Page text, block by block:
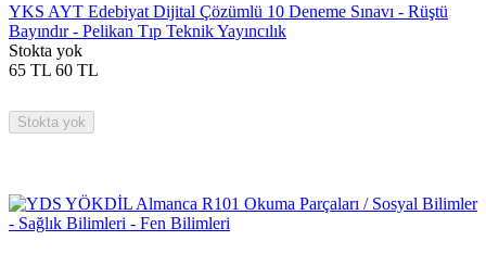
YKS AYT Edebiyat Dijital Çözümlü 10 Deneme Sınavı - Rüştü
Bayındır - Pelikan Tıp Teknik Yayıncılık
Stokta yok
65 TL 60 TL
Stokta yok